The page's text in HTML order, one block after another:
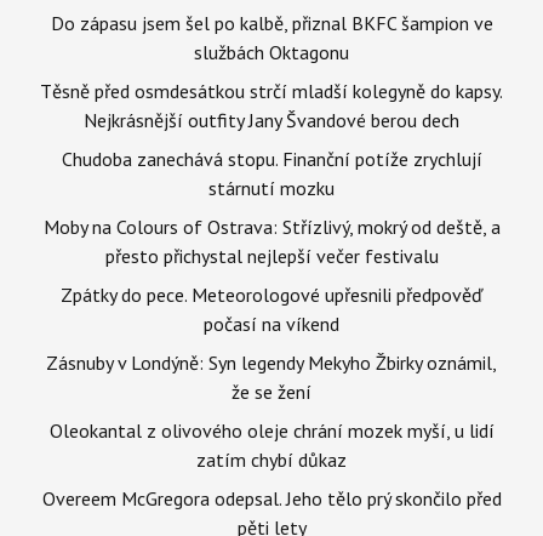
Do zápasu jsem šel po kalbě, přiznal BKFC šampion ve
službách Oktagonu
Těsně před osmdesátkou strčí mladší kolegyně do kapsy.
Nejkrásnější outfity Jany Švandové berou dech
Chudoba zanechává stopu. Finanční potíže zrychlují
stárnutí mozku
Moby na Colours of Ostrava: Střízlivý, mokrý od deště, a
přesto přichystal nejlepší večer festivalu
Zpátky do pece. Meteorologové upřesnili předpověď
počasí na víkend
Zásnuby v Londýně: Syn legendy Mekyho Žbirky oznámil,
že se žení
Oleokantal z olivového oleje chrání mozek myší, u lidí
zatím chybí důkaz
Overeem McGregora odepsal. Jeho tělo prý skončilo před
pěti lety